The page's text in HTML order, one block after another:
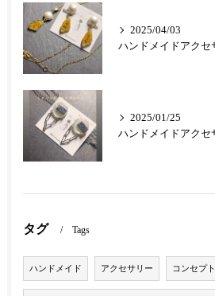
2025/04/03
2025/01/25
タグ Tags
ハンドメイド アクセサリー コンセプト